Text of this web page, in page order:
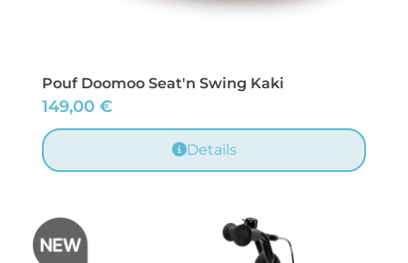
Pouf Doomoo Seat'n Swing Kaki
149,00 €
Details